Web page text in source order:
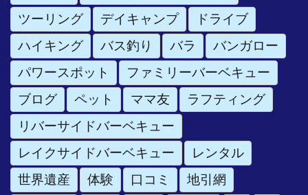
ツーリング
デイキャンプ
ドライブ
ハイキング
バス釣り バラ
バンガロー
パワースポット
ファミリーバーベキュー
ブログ
ペット ママ友
ラフティング
リバーサイドバーベキュー
レイクサイドバーベキュー
レンタル
世界遺産
体験 口コミ
地引網